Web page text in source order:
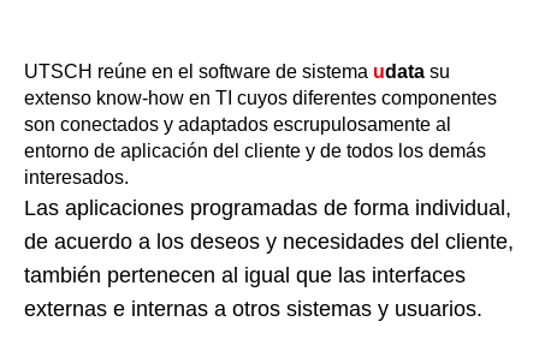
UTSCH reúne en el software de sistema udata su
extenso know-how en TI cuyos diferentes componentes
son conectados y adaptados escrupulosamente al
entorno de aplicación del cliente y de todos los demás
interesados.
Las aplicaciones programadas de forma individual,
de acuerdo a los deseos y necesidades del cliente,
también pertenecen al igual que las interfaces
externas e internas a otros sistemas y usuarios.